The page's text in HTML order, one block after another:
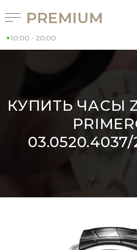
PREMIUM
10:00 - 20:00
КУПИТЬ ЧАСЫ
03.0520.4037/